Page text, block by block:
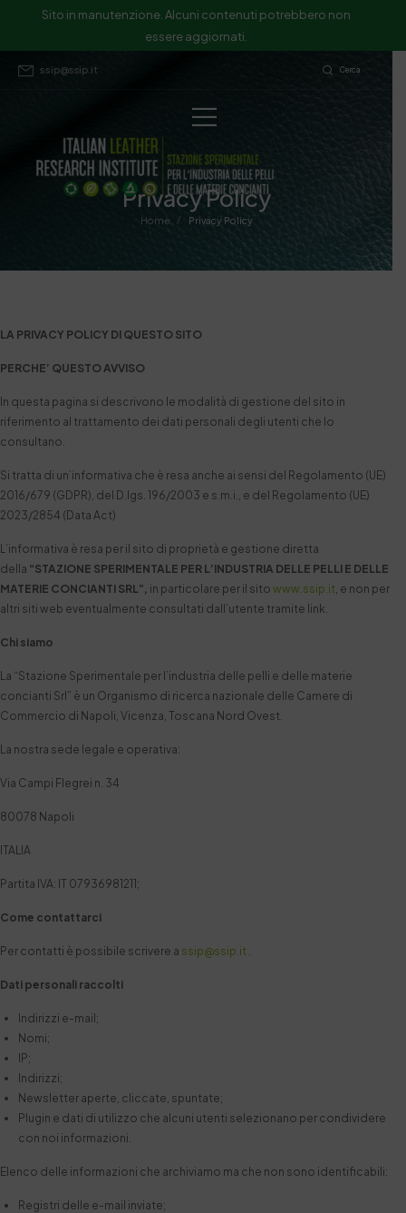
Sito in manutenzione. Alcuni contenuti potrebbero non
essere aggiornati.
ssip@ssip.it Cerca
Privacy Policy
Home / Privacy Policy
LA PRIVACY POLICY DI QUESTO SITO
PERCHE’ QUESTO AVVISO
In questa pagina si descrivono le modalità di gestione del sito in
riferimento al trattamento dei dati personali degli utenti che lo
consultano.
Si tratta di un’informativa che è resa anche ai sensi del Regolamento (UE)
2016/679 (GDPR), del D.lgs. 196/2003 e s.m.i., e del Regolamento (UE)
2023/2854 (Data Act)
L’informativa è resa per il sito di proprietà e gestione diretta
della “STAZIONE SPERIMENTALE PER L’INDUSTRIA DELLE PELLI E DELLE
MATERIE CONCIANTI SRL”, in particolare per il sito www.ssip.it, e non per
altri siti web eventualmente consultati dall’utente tramite link.
Chi siamo
La “Stazione Sperimentale per l’industria delle pelli e delle materie
concianti Srl” è un Organismo di ricerca nazionale delle Camere di
Commercio di Napoli, Vicenza, Toscana Nord Ovest.
La nostra sede legale e operativa:
Via Campi Flegrei n. 34
80078 Napoli
ITALIA
Partita IVA: IT 07936981211;
Come contattarci
Per contatti è possibile scrivere a ssip@ssip.it .
Dati personali raccolti
Indirizzi e-mail;
Nomi;
IP;
Indirizzi;
Newsletter aperte, cliccate, spuntate;
Plugin e dati di utilizzo che alcuni utenti selezionano per condividere
con noi informazioni.
Elenco delle informazioni che archiviamo ma che non sono identificabili:
Registri delle e-mail inviate;